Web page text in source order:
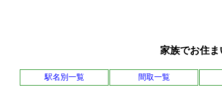
家族でお住
駅名別一覧 間取一覧